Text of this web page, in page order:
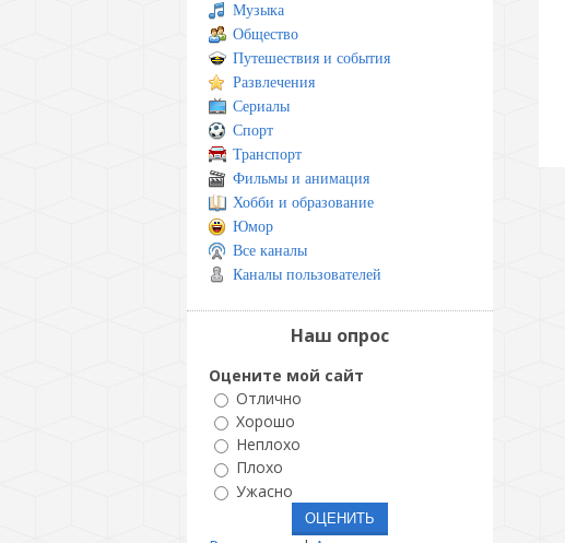
Музыка
Общество
Путешествия и события
Развлечения
Сериалы
Спорт
Транспорт
Фильмы и анимация
Хобби и образование
Юмор
Все каналы
Каналы пользователей
Наш опрос
Оцените мой сайт
Отлично
Хорошо
Неплохо
Плохо
Ужасно